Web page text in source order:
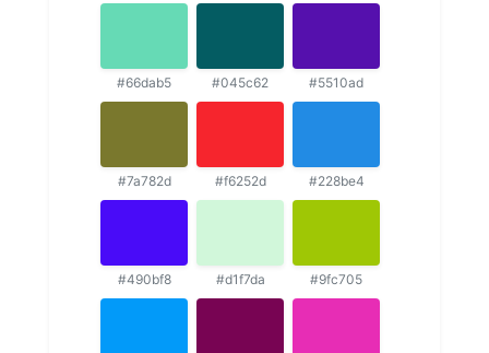
#66dab5 #045c62 #5510ad
#7a782d #f6252d #228be4
#490bf8 #d1f7da #9fc705